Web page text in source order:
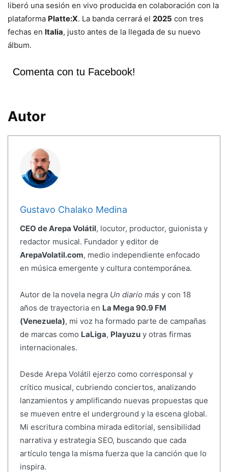
liberó una sesión en vivo producida en colaboración con la
plataforma Platte:X. La banda cerrará el 2025 con tres
fechas en Italia, justo antes de la llegada de su nuevo
álbum.
Comenta con tu Facebook!
Autor
Gustavo Chalako Medina
CEO de Arepa Volátil, locutor, productor, guionista y
redactor musical. Fundador y editor de
ArepaVolatil.com, medio independiente enfocado
en música emergente y cultura contemporánea.
Autor de la novela negra Un diario más y con 18
años de trayectoria en La Mega 90.9 FM
(Venezuela), mi voz ha formado parte de campañas
de marcas como LaLiga, Playuzuy otras firmas
internacionales.
Desde Arepa Volátil ejerzo como corresponsal y
crítico musical, cubriendo conciertos, analizando
lanzamientos y amplificando nuevas propuestas que
se mueven entre el underground y la escena global.
Mi escritura combina mirada editorial, sensibilidad
narrativa y estrategia SEO, buscando que cada
artículo tenga la misma fuerza que la canción que lo
inspira.